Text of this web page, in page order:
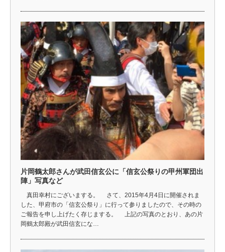
片岡鶴太郎さんが武田信玄公に「信玄公祭りの甲州軍団出
陣」写真など
真田幸村にございまする。 さて、2015年4月4日に開催されま
した、甲府市の「信玄公祭り」に行って参りましたので、その時の
ご報告を申し上げたく存じまする。 上記の写真のとおり、あの片
岡鶴太郎殿が武田信玄にな…